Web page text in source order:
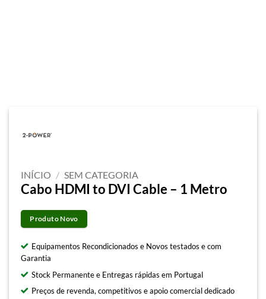
INÍCIO / SEM CATEGORIA
Cabo HDMI to DVI Cable – 1 Metro
Produto Novo
Equipamentos Recondicionados e Novos testados e com
Garantia
Stock Permanente e Entregas rápidas em Portugal
Preços de revenda, competitivos e apoio comercial dedicado